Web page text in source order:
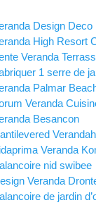
Design Deco
High Resort
Veranda
1 serre de
Palmar
Veranda
Besancon
Veranda
nid swibee
Veranda
de jardin